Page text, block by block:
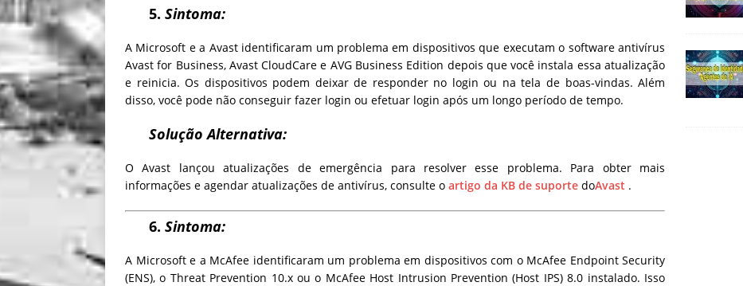
5. Sintoma:
A Microsoft e a Avast identificaram um problema em dispositivos que executam o software antivírus
Avast for Business, Avast CloudCare e AVG Business Edition depois que você instala essa atualização
e reinicia.Os dispositivos podem deixar de responder no login ou na tela de boas-vindas.Além
disso, você pode não conseguir fazer login ou efetuar login após um longo período de tempo.
Solução Alternativa:
O Avast lançou atualizações de emergência para resolver esse problema. Para obter mais
informações e agendar atualizações de antivírus, consulte o artigo da KB de suporte doAvast .
6. Sintoma:
A Microsoft e a McAfee identificaram um problema em dispositivos com o McAfee Endpoint Security
(ENS), o Threat Prevention 10.x ou o McAfee Host Intrusion Prevention (Host IPS) 8.0 instalado. Isso